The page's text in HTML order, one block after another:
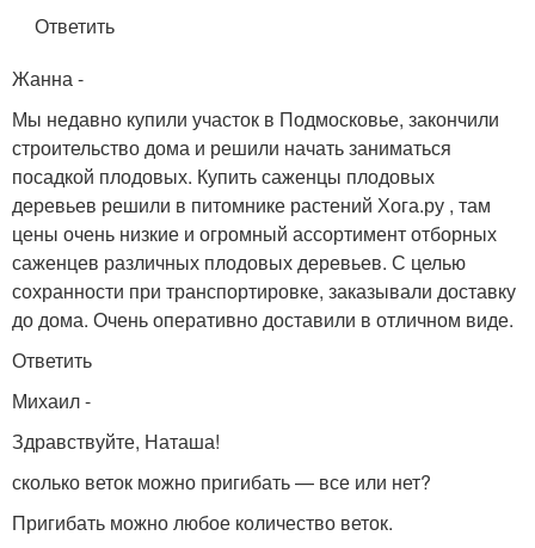
Ответить
Жанна-
Мы недавно купили участок в Подмосковье, закончили
строительство дома и решили начать заниматься
посадкой плодовых. Купить саженцы плодовых
деревьев решили в питомнике растений Хога.ру , там
цены очень низкие и огромный ассортимент отборных
саженцев различных плодовых деревьев. С целью
сохранности при транспортировке, заказывали доставку
до дома. Очень оперативно доставили в отличном виде.
Ответить
Михаил-
Здравствуйте, Наташа!
сколько веток можно пригибать — все или нет?
Пригибать можно любое количество веток.